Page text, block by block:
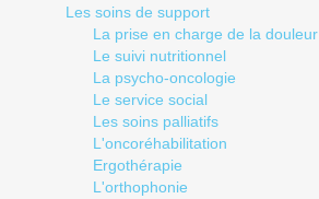
Les soins de support
La prise en charge de la douleur
Le suivi nutritionnel
La psycho-oncologie
Le service social
Les soins palliatifs
L'oncoréhabilitation
Ergothérapie
L'orthophonie